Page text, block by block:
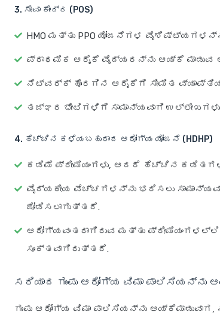
3. ಸೇವಾ ಕೇಂದ್ರ (POS)
HMO ಮತ್ತು PPO ಯೋಜನೆಗಳ
ಪ್ರಾಥಮಿಕ ಆರೈಕೆ ವೈದ್ಯರನ್ನು ಆಯ್ಕೆ
ನೆಟ್‌ವರ್ಕ್ ಹೊರಗಿನ ಆರೈಕೆಗೆ ಸೀಮಿತ
ತಜ್ಞರ ಭೇಟಿಗಳಿಗೆ ಸಾಮಾನ್ಯವಾಗಿ ಉಲ್ಲೇಖಗಳು
4. ಹೆಚ್ಚಿನ ಕಳೆಯಬಹುದಾದ ಆರೋಗ್ಯ ಯೋಜನೆ (HDHP)
ಕಡಿಮೆ ಪ್ರೀಮಿಯಂಗಳು, ಆದರೆ ಹೆಚ್ಚಿನ
ವೈದ್ಯಕೀಯ ವೆಚ್ಚಗಳನ್ನು ಭರಿಸಲು
ಜೋಡಿಸಲಾಗುತ್ತದೆ.
ಆರೋಗ್ಯವಂತರಾಗಿರುವ ಮತ್ತು
ಸೂಕ್ತವಾಗಿರುತ್ತದೆ.
ಸರಿಯಾದ ಗುಂಪು ಆರೋಗ್ಯ ವಿಮಾ ಪಾಲಿಸಿಯನ್ನು
ಗುಂಪು ಆರೋಗ್ಯ ವಿಮಾ ಪಾಲಿಸಿಯನ್ನು